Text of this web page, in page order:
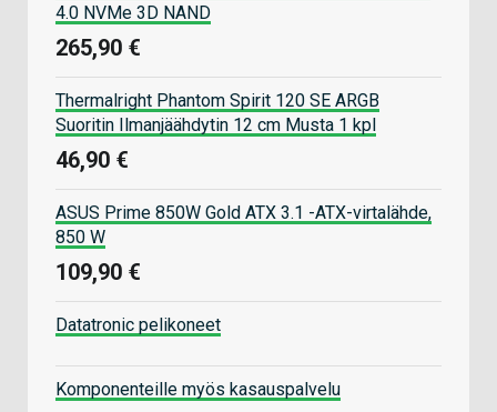
4.0 NVMe 3D NAND
265,90 €
Thermalright Phantom Spirit 120 SE ARGB
Suoritin Ilmanjäähdytin 12 cm Musta 1 kpl
46,90 €
ASUS Prime 850W Gold ATX 3.1 -ATX-virtalähde,
850 W
109,90 €
Datatronic pelikoneet
Komponenteille myös kasauspalvelu